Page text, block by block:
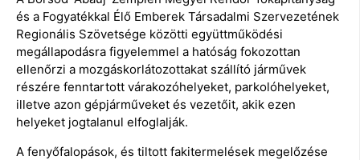
és a Fogyatékkal Élő Emberek Társadalmi Szervezetének
Regionális Szövetsége közötti együttműködési
megállapodásra figyelemmel a hatóság fokozottan
ellenőrzi a mozgáskorlátozottakat szállító járművek
részére fenntartott várakozóhelyeket, parkolóhelyeket,
illetve azon gépjárműveket és vezetőit, akik ezen
helyeket jogtalanul elfoglalják.
A fenyőfalopások, és tiltott fakitermelések megelőzése